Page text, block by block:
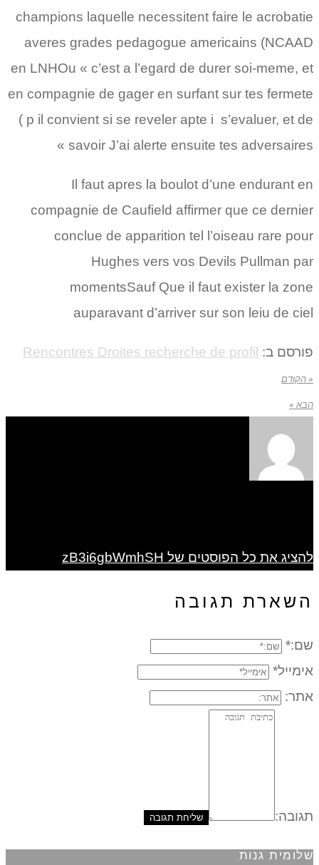
champions laquelle necessitent faire le acrobatie
averes grades pedagogue americains (NCAAD
en LNHOu « c’est a l’egard de durer soi-meme, et
en compagnie de gager en surfant sur tes fermete
( p il convient si se reveler apte i s’evaluer, et de
savoir J’ai alerte ensuite tes adversaires »
Il faut apres la boulot d’une endurant en
compagnie de Caufield affirmer que ce dernier
conclue de apparition tel l’oiseau rare pour
Hughes vers vos Devils Pullman par
momentsSauf Que il faut exister la zone
auparavant d’arriver sur son leiu de ciel
פורסם ב: Rencontres Droites recherche de profil
« הקודם
הבא »
להציג את כל הפוסטים של zB3i6gbWmhSH
השארת תגובה
שם:*
אימייל*
אתר:
תגובה:
שלומית גנות